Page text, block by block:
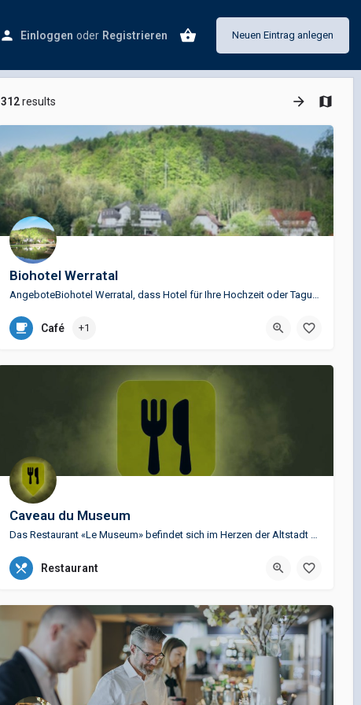
Einloggen oder Registrieren Neuen Eintrag anlegen
312results
Biohotel Werratal
AngeboteBiohotel Werratal, dass Hotel für Ihre Hochzeit oder Tagung zwischen Kassel und Göttingen Leckeres…
05541 9980
Buschweg 40, 34346 Hann. Münden, Deutschland
Café +1
Caveau du Museum
Das Restaurant «Le Museum» befindet sich im Herzen der Altstadt von Montreux, in den gewölbten Kellerräumen…
021 963 16 62
Rue de la Gare 40 C.P., 1820 Montreux 1, Schweiz
Restaurant